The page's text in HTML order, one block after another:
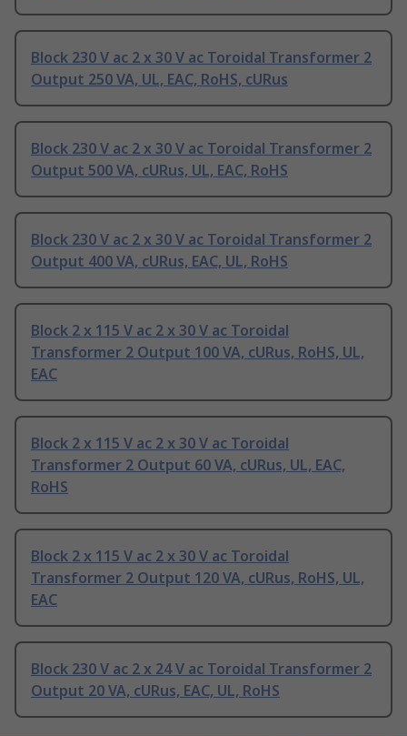
Block 230 V ac 2 x 30 V ac Toroidal Transformer 2
Output 250 VA, UL, EAC, RoHS, cURus
Block 230 V ac 2 x 30 V ac Toroidal Transformer 2
Output 500 VA, cURus, UL, EAC, RoHS
Block 230 V ac 2 x 30 V ac Toroidal Transformer 2
Output 400 VA, cURus, EAC, UL, RoHS
Block 2 x 115 V ac 2 x 30 V ac Toroidal
Transformer 2 Output 100 VA, cURus, RoHS, UL,
EAC
Block 2 x 115 V ac 2 x 30 V ac Toroidal
Transformer 2 Output 60 VA, cURus, UL, EAC,
RoHS
Block 2 x 115 V ac 2 x 30 V ac Toroidal
Transformer 2 Output 120 VA, cURus, RoHS, UL,
EAC
Block 230 V ac 2 x 24 V ac Toroidal Transformer 2
Output 20 VA, cURus, EAC, UL, RoHS